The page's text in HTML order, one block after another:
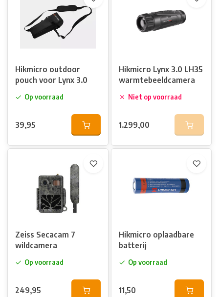
Hikmicro outdoor
pouch voor Lynx 3.0
Op voorraad
39,95
Hikmicro Lynx 3.0 LH35
warmtebeeldcamera
Niet op voorraad
1.299,00
Zeiss Secacam 7
wildcamera
Op voorraad
249,95
Hikmicro oplaadbare
batterij
Op voorraad
11,50